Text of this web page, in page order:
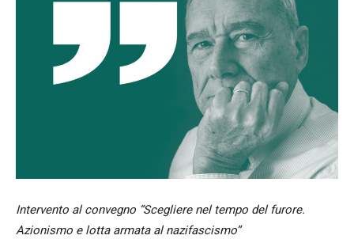
Intervento al convegno “Scegliere nel tempo del furore.
Azionismo e lotta armata al nazifascismo”